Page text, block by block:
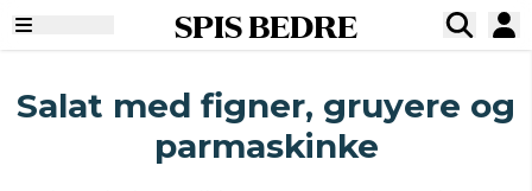
SPIS BEDRE
Salat med figner, gruyere og
parmaskinke